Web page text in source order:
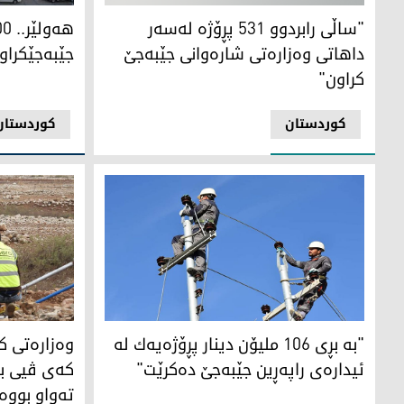
لۆگۆی حكومه‌تی هه‌رێمی كوردستان
کوردستان
"ساڵی رابردوو 531 پڕۆژە لەسەر
داهاتی وەزارەتی شارەوانی جێبەجێ
كراون"
پارێزگای
به‌ بڕی 106 ملیۆن دینار پڕۆژەیه‌ك له‌ ئیداره‌ی راپه‌ڕین جێبه‌جێ ده‌كرێت "به‌ بڕی 106 ملیۆن دینار پڕۆژەیه‌ك له‌
ئیداره‌ی راپه‌ڕین جێبه‌جێ ده‌كرێت"
تیمی
ته‌واو بووه‌